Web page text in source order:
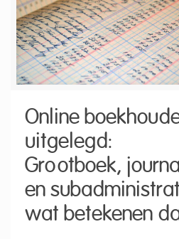
Online
uitgelegd:
Grootboek,
en
wat betekenen